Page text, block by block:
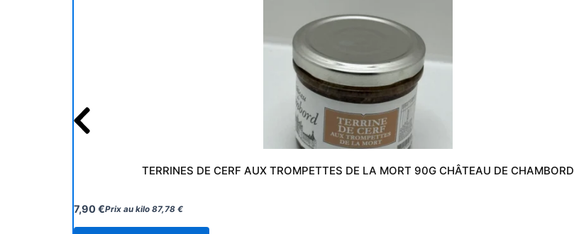
TERRINES DE CERF AUX TROMPETTES DE LA MORT 90G CHÂTEAU DE CHAMBORD
7,90€Prix au kilo 87,78 €